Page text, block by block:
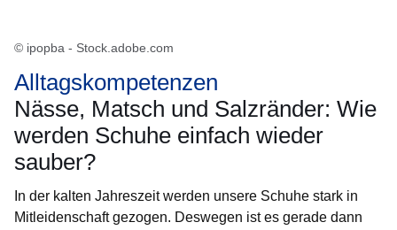
© ipopba - Stock.adobe.com
Alltagskompetenzen
Nässe, Matsch und Salzränder: Wie
werden Schuhe einfach wieder
sauber?
In der kalten Jahreszeit werden unsere Schuhe stark in
Mitleidenschaft gezogen. Deswegen ist es gerade dann